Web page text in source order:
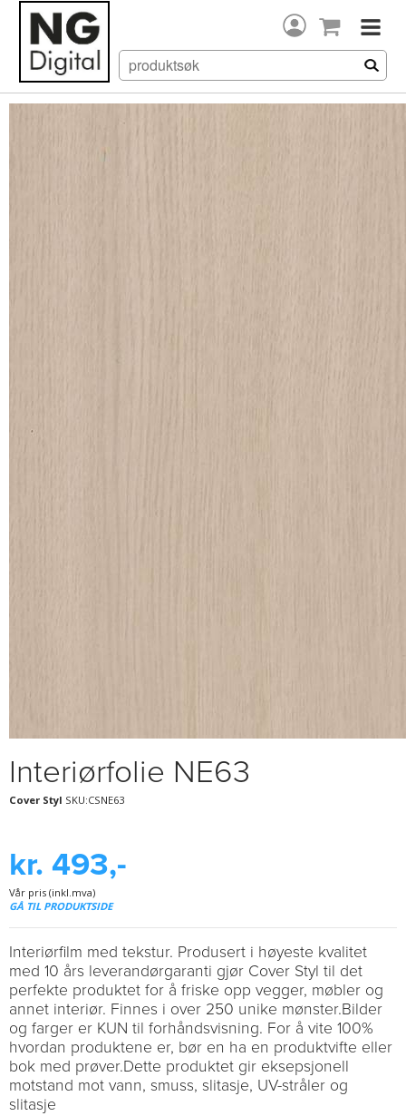
Interiørfolie NE63
Cover Styl SKU:CSNE63
kr. 493,-
Vår pris (inkl.mva)
GÅ TIL PRODUKTSIDE
Interiørfilm med tekstur. Produsert i høyeste kvalitet
med 10 års leverandørgaranti gjør Cover Styl til det
perfekte produktet for å friske opp vegger, møbler og
annet interiør. Finnes i over 250 unike mønster.Bilder
og farger er KUN til forhåndsvisning. For å vite 100%
hvordan produktene er, bør en ha en produktvifte eller
bok med prøver.Dette produktet gir eksepsjonell
motstand mot vann, smuss, slitasje, UV-stråler og
slitasje